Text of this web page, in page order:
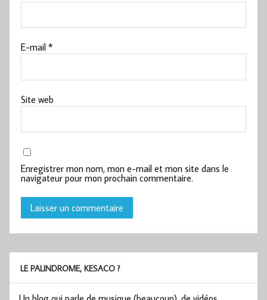
E-mail*
Site web
Enregistrer mon nom, mon e-mail et mon site dans le
navigateur pour mon prochain commentaire.
LE PALINDROME, KESACO ?